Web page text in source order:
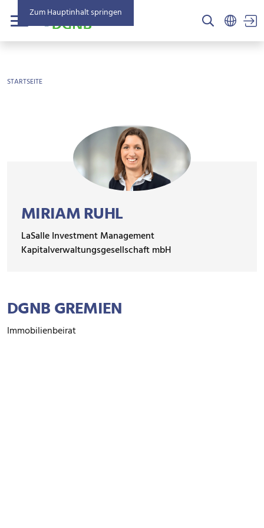
Zum Hauptinhalt springen
Menü
BROTKRÜMEL
STARTSEITE
MIRIAM RUHL
LaSalle Investment Management
Kapitalverwaltungsgesellschaft mbH
DGNB GREMIEN
Immobilienbeirat